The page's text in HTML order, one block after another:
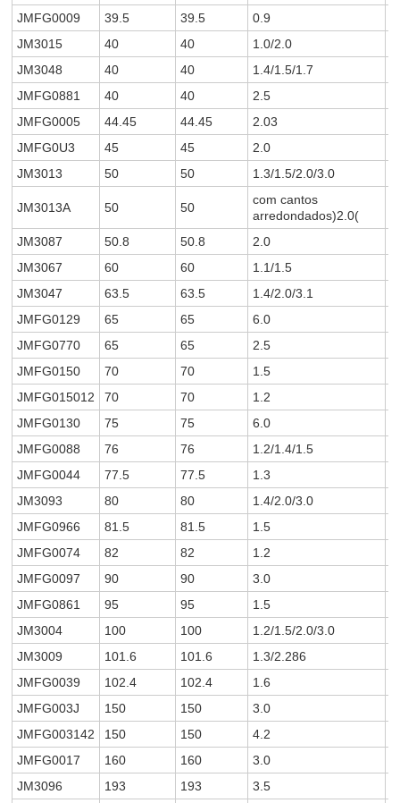
JMFG0009
39.5 39.5 0.9
JM3015
40 40 1.0/2.0
JM3048
40 40 1.4/1.5/1.7
JMFG0881
40 40 2.5
JMFG0005
44.45 44.45 2.03
JMFG0U3
45 45 2.0
JM3013
50 50 1.3/1.5/2.0/3.0
JM3013A 50 50
com cantos
arredondados)2.0(
JM3087 50.8 50.8 2.0
JM3067
60 60 1.1/1.5
JM3047
63.5 63.5 1.4/2.0/3.1
JMFG0129
65 65 6.0
JMFG0770
65 65 2.5
JMFG0150
70 70 1.5
JMFG015012
70 70 1.2
JMFG0130
75 75 6.0
JMFG0088
76 76 1.2/1.4/1.5
JMFG0044
77.5 77.5 1.3
JM3093
80 80 1.4/2.0/3.0
JMFG0966
81.5 81.5 1.5
JMFG0074
82 82 1.2
JMFG0097
90 90 3.0
JMFG0861
95 95 1.5
JM3004
100 100 1.2/1.5/2.0/3.0
JM3009
101.6 101.6 1.3/2.286
JMFG0039
102.4 102.4 1.6
JMFG003J
150 150 3.0
JMFG003142
150 150 4.2
JMFG0017
160 160 3.0
JM3096
193 193 3.5